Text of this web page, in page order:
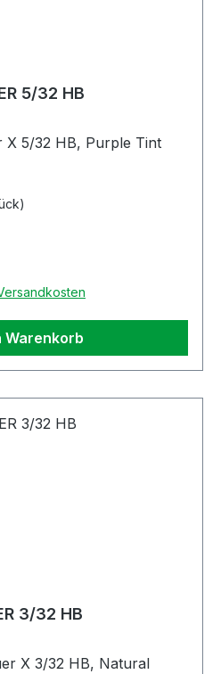
5/32 HB
X 5/32 HB, Purple Tint
Warenkorb
3/32 HB
X 3/32 HB, Natural